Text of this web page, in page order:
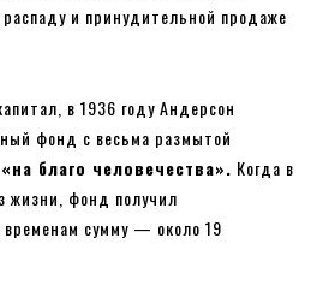
и принудительной продаже
в 1936 году Андерсон
фонд с весьма размытой
«на благо человечества». Когда в
жизни, фонд получил
сумму — около 19